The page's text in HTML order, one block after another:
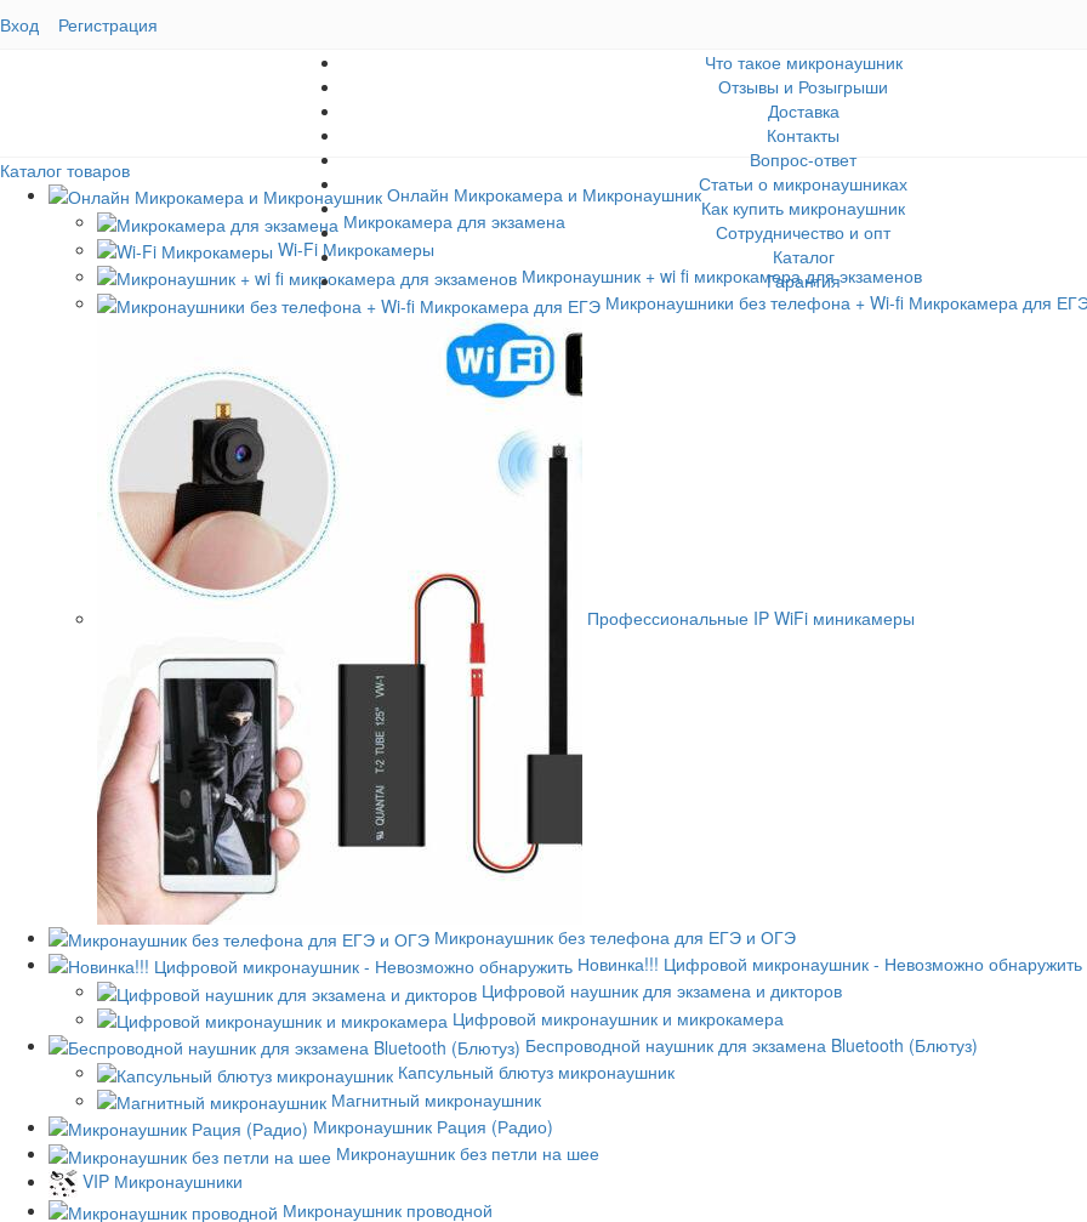
Вход Регистрация
Что такое микронаушник
Отзывы и Розыгрыши
Доставка
Контакты
Вопрос-ответ
Статьи о микронаушниках
Как купить микронаушник
Сотрудничество и опт
Каталог
Гарантия
Каталог товаров
Онлайн Микрокамера и Микронаушник
Микрокамера для экзамена
Wi-Fi Микрокамеры
Микронаушник + wi fi микрокамера для экзаменов
Микронаушники без телефона + Wi-fi Микрокамера для
Профессиональные IP WiFi миникамеры
Микронаушник без телефона для ЕГЭ и ОГЭ
Новинка!!! Цифровой микронаушник - Невозможно обнаружить
Цифровой наушник для экзамена и дикторов
Цифровой микронаушник и микрокамера
Беспроводной наушник для экзамена Bluetooth (Блютуз)
Капсульный блютуз микронаушник
Магнитный микронаушник
Микронаушник Рация (Радио)
Микронаушник без петли на шее
VIP Микронаушники
Микронаушник проводной